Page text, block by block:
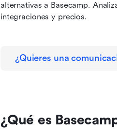
alternativas a Basecamp.
integraciones y precios.
¿Quieres una
¿Qué es